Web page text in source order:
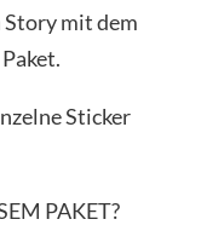
Story mit dem
Sticker
PAKET?